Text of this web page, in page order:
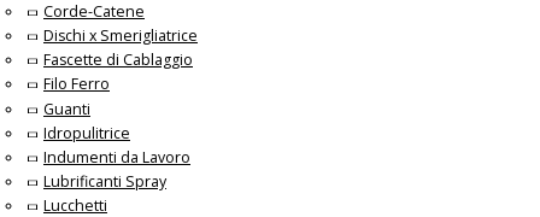
Corde-Catene
Dischi x Smerigliatrice
Fascette di Cablaggio
Filo Ferro
Guanti
Idropulitrice
Indumenti da Lavoro
Lubrificanti Spray
Lucchetti